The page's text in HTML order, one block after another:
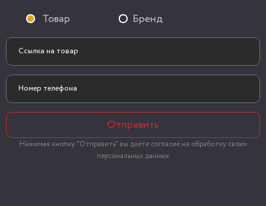
Товар Бренд
Отправить
Нажимая кнопку "Отправить" вы даёте согласие на обработку своих
персональных данных